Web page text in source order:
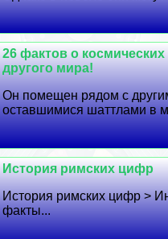
26 фактов о
другого мира!
Он помещен рядом с
оставшимися шаттлами в
История римских цифр
История римских цифр >
факты...